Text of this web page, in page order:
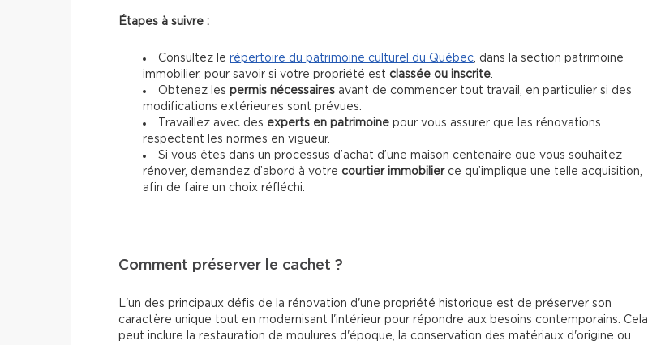
Étapes à suivre :
Consultez le répertoire du patrimoine culturel du Québec, dans la section patrimoine
immobilier, pour savoir si votre propriété est classée ou inscrite.
Obtenez les permis nécessaires avant de commencer tout travail, en particulier si des
modifications extérieures sont prévues.
Travaillez avec des experts en patrimoine pour vous assurer que les rénovations
respectent les normes en vigueur.
Si vous êtes dans un processus d’achat d’une maison centenaire que vous souhaitez
rénover, demandez d’abord à votre courtier immobilierce qu’implique une telle acquisition,
afin de faire un choix réfléchi.
Comment préserver le cachet ?
L'un des principaux défis de la rénovation d'une propriété historique est de préserver son
caractère unique tout en modernisant l'intérieur pour répondre aux besoins contemporains. Cela
peut inclure la restauration de moulures d'époque, la conservation des matériaux d'origine ou